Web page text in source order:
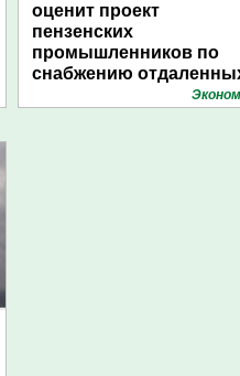
оценит проект
пензенских
промышленников по
снабжению
поселений с помощью